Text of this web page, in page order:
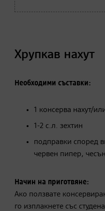
Хрупкав нахут
Необходими съставки:
1 консерва нахут/
1-2 с.л. зехтин
подправки според
червен пипер,
Начин на приготвяне:
Ако ползвате
го изплакнете със